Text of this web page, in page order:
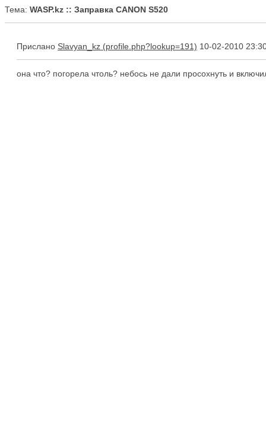
Тема: WASP.kz :: Заправка CANON S520
Прислано Slavyan_kz 10-02-2010
она что? погорела чтоль? небось не дали просохнуть и